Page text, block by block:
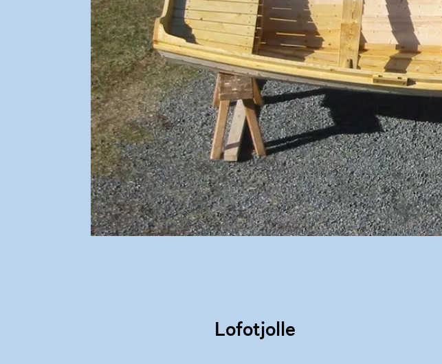
Lofotjolle